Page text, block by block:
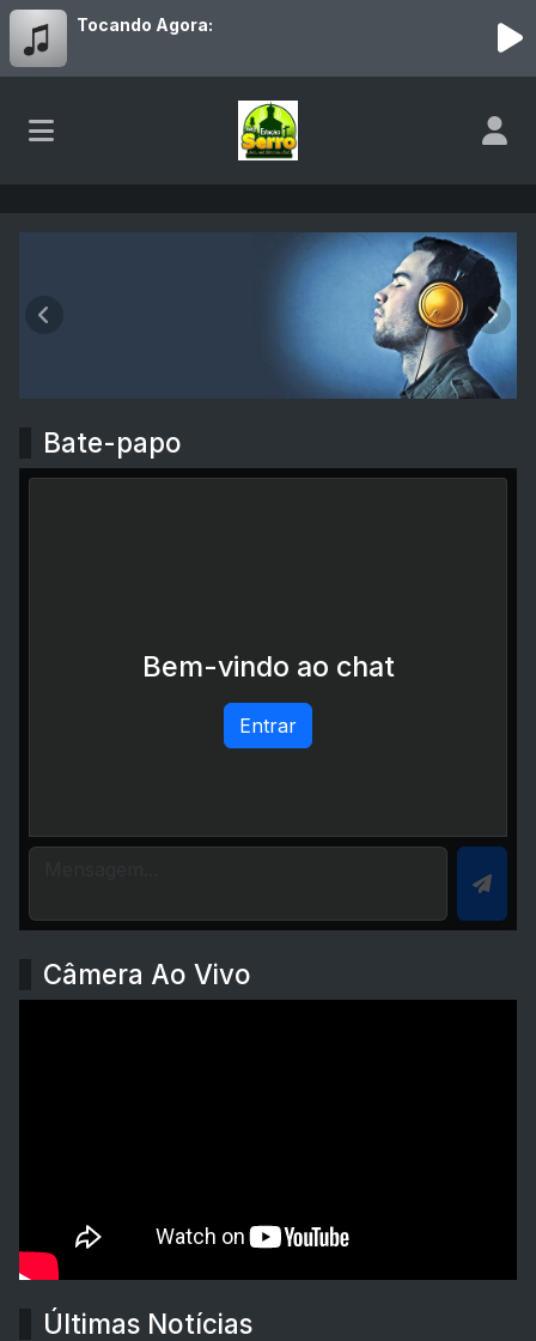
Tocando Agora:
Rádio Estação Serro
Anterior
Bate-papo
Bem-vindo ao chat
Entrar
Câmera Ao Vivo
Últimas Notícias